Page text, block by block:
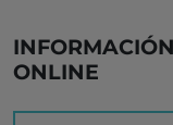
ONLINE